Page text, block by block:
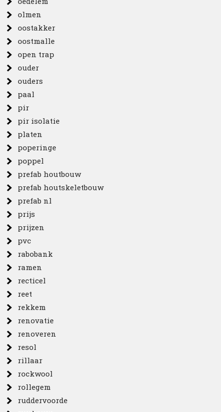
olmen
oostakker
oostmalle
open trap
ouder
ouders
paal
pir
pir isolatie
platen
poperinge
poppel
prefab houtbouw
prefab houtskeletbouw
prefab nl
prijs
prijzen
pvc
rabobank
ramen
recticel
reet
rekkem
renovatie
renoveren
resol
rillaar
rockwool
rollegem
ruddervoorde